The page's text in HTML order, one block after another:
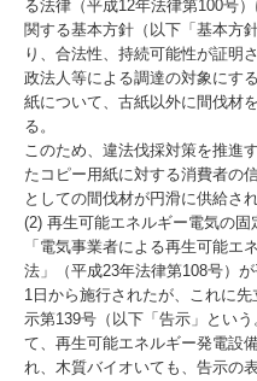
お問い合わせ
個人情報保護方針
鳥取県皆伐材まるごと流通円
男女共同参画への取り組み
る法律（平成12年法律第100号
関する基本方針（以下「基本方
り、合法性、持続可能性が証明
政法人等による調達の対象にす
紙について、古紙以外に間伐材
る。
このため、違法伐採対策を推進
たコピー用紙に対する消費者の
としての間伐材が円滑に供給さ
(2) 再生可能エネルギー電気の固
「電気事業者による再生可能エ
法」（平成23年法律第108号）
1日から施行されたが、これに
示第139号（以下「告示」とい
て、再生可能エネルギー発電設
れ、木質バイオいても、告示の